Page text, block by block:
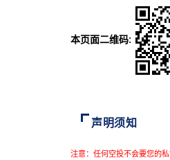
本页面二维码:
声明须知
注意：任何空投不会要您的